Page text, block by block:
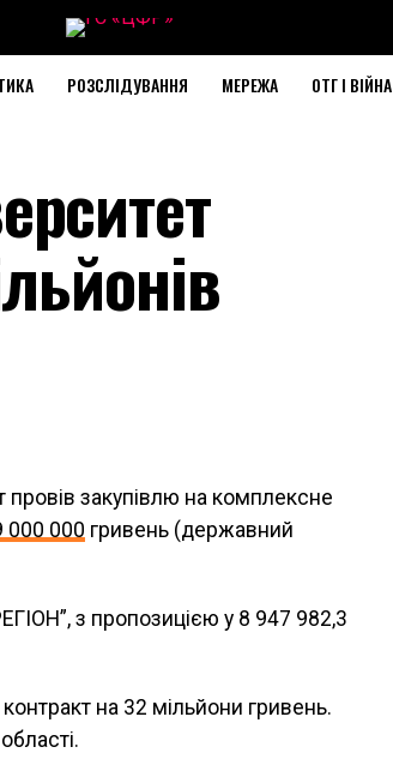
РОЗСЛІДУВАННЯ МЕРЕЖА ОТГ І ВІЙНА
закупівлю на комплексне
000 000 гривень (державний
з пропозицією у 8 947 982,3
на 32 мільйони гривень.